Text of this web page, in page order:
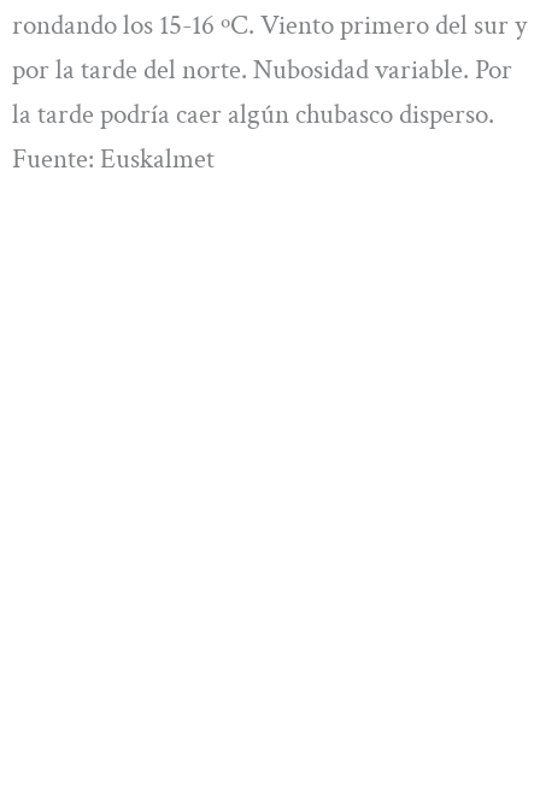
rondando los 15-16 ºC. Viento primero del sur y
por la tarde del norte. Nubosidad variable. Por
la tarde podría caer algún chubasco disperso.
Fuente: Euskalmet